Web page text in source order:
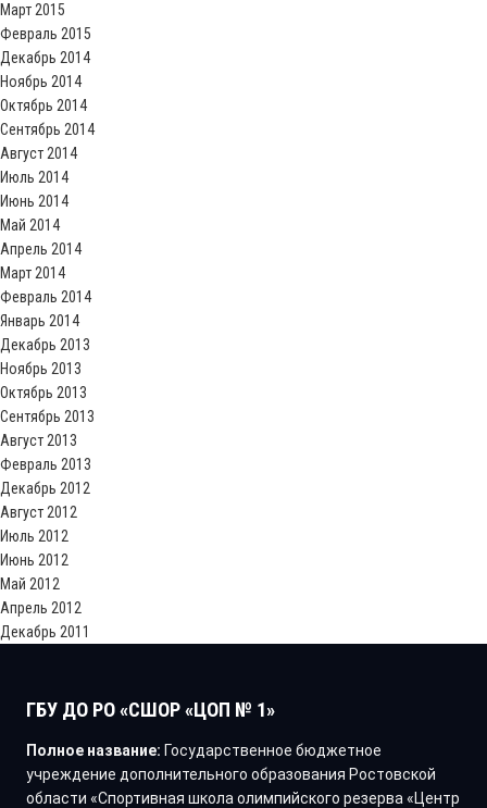
Март 2015
Февраль 2015
Декабрь 2014
Ноябрь 2014
Октябрь 2014
Сентябрь 2014
Август 2014
Июль 2014
Июнь 2014
Май 2014
Апрель 2014
Март 2014
Февраль 2014
Январь 2014
Декабрь 2013
Ноябрь 2013
Октябрь 2013
Сентябрь 2013
Август 2013
Февраль 2013
Декабрь 2012
Август 2012
Июль 2012
Июнь 2012
Май 2012
Апрель 2012
Декабрь 2011
ГБУ ДО РО «СШОР «ЦОП № 1»
Полное название: Государственное бюджетное
учреждение дополнительного образования Ростовской
области «Спортивная школа олимпийского резерва «Центр